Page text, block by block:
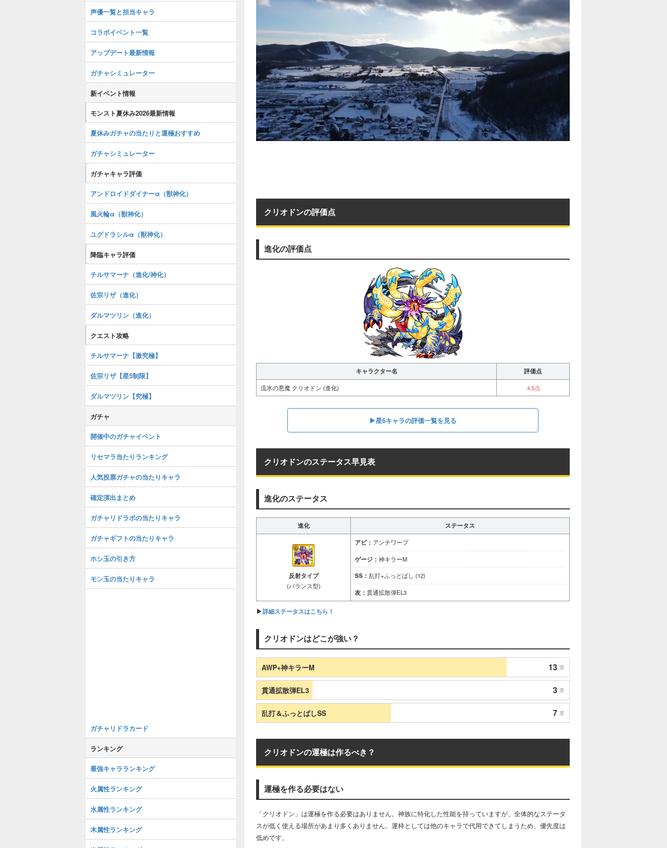
クリオドンの評価点
進化の評価点
キャラクター名 評価点
流氷の悪魔 クリオドン (進化) 4.5点
▶星6キャラの評価一覧を見る
クリオドンのステータス早見表
進化のステータス
進化 ステータス
反射タイプ
(バランス型)
アビ： アンチワープ
ゲージ： 神キラーM
SS： 乱打+ふっとばし (12)
友： 貫通拡散弾EL3
▶詳細ステータスはこちら！
クリオドンはどこが強い？
AWP+神キラーM 13 票
貫通拡散弾EL3 3 票
乱打＆ふっとばしSS 7 票
クリオドンの運極は作るべき？
運極を作る必要はない
「クリオドン」は運極を作る必要はありません。神族に特化した性能を持っていますが、全体的なステータ
スが低く使える場所があまり多くありません。運枠としては他のキャラで代用できてしまうため、優先度は
低めです。
声優一覧と担当キャラ
コラボイベント一覧
アップデート最新情報
ガチャシミュレーター
新イベント情報
モンスト夏休み2026最新情報
夏休みガチャの当たりと運極おすすめ
ガチャシミュレーター
ガチャキャラ評価
アンドロイドダイナーα（獣神化）
風火輪α（獣神化）
ユグドラシルα（獣神化）
降臨キャラ評価
チルサマーナ（進化/神化）
佐宗リザ（進化）
ダルマツリン（進化）
クエスト攻略
チルサマーナ【激究極】
佐宗リザ【星5制限】
ダルマツリン【究極】
ガチャ
開催中のガチャイベント
リセマラ当たりランキング
人気投票ガチャの当たりキャラ
確定演出まとめ
ガチャリドラボの当たりキャラ
ガチャギフトの当たりキャラ
ホシ玉の引き方
モン玉の当たりキャラ
ガチャリドラカード
ランキング
最強キャラランキング
火属性ランキング
水属性ランキング
木属性ランキング